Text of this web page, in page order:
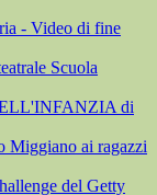
- Video di fine
Scuola
di
Miggiano ai ragazzi
del Getty